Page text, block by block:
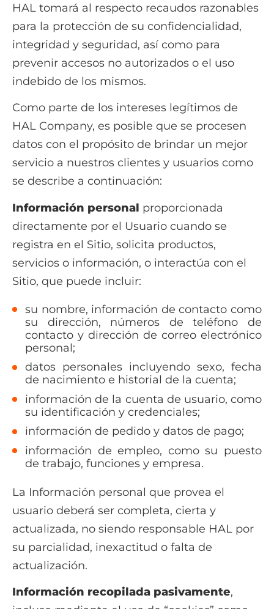
HAL tomará al respecto recaudos razonables
para la protección de su confidencialidad,
integridad y seguridad, así como para
prevenir accesos no autorizados o el uso
indebido de los mismos.
Como parte de los intereses legítimos de
HAL Company, es posible que se procesen
datos con el propósito de brindar un mejor
servicio a nuestros clientes y usuarios como
se describe a continuación:
Información personal proporcionada
directamente por el Usuario cuando se
registra en el Sitio, solicita productos,
servicios o información, o interactúa con el
Sitio, que puede incluir:
su nombre, información de contacto como
su dirección, números de teléfono de
contacto y dirección de correo electrónico
personal;
datos personales incluyendo sexo, fecha
de nacimiento e historial de la cuenta;
información de la cuenta de usuario, como
su identificación y credenciales;
información de pedido y datos de pago;
información de empleo, como su puesto
de trabajo, funciones y empresa.
La Información personal que provea el
usuario deberá ser completa, cierta y
actualizada, no siendo responsable HAL por
su parcialidad, inexactitud o falta de
actualización.
Información recopilada pasivamente,